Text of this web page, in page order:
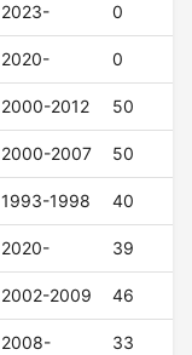
2023- 0
2020- 0
2000-2012 50
2000-2007 50
1993-1998 40
2020- 39
2002-2009 46
2008- 33